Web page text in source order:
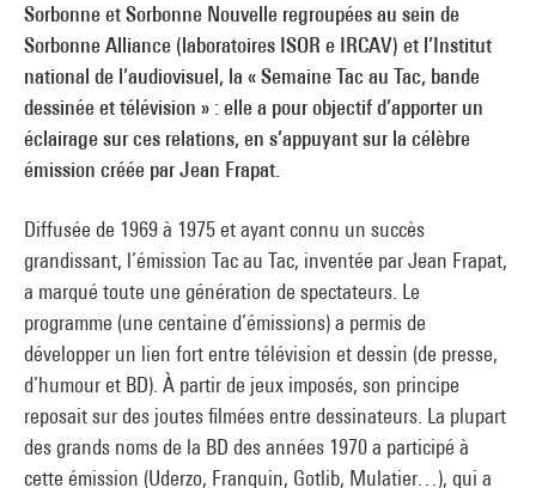
Sorbonne et Sorbonne Nouvelle regroupées au sein de
Sorbonne Alliance (laboratoires ISOR e IRCAV) et l’Institut
national de l’audiovisuel, la « Semaine Tac au Tac, bande
dessinée et télévision » : elle a pour objectif d’apporter un
éclairage sur ces relations, en s’appuyant sur la célèbre
émission créée par Jean Frapat.
Diffusée de 1969 à 1975 et ayant connu un succès
grandissant, l’émission Tac au Tac, inventée par Jean Frapat,
a marqué toute une génération de spectateurs. Le
programme (une centaine d’émissions) a permis de
développer un lien fort entre télévision et dessin (de presse,
d’humour et BD). À partir de jeux imposés, son principe
reposait sur des joutes filmées entre dessinateurs. La plupart
des grands noms de la BD des années 1970 a participé à
cette émission (Uderzo, Franquin, Gotlib, Mulatier…), qui a